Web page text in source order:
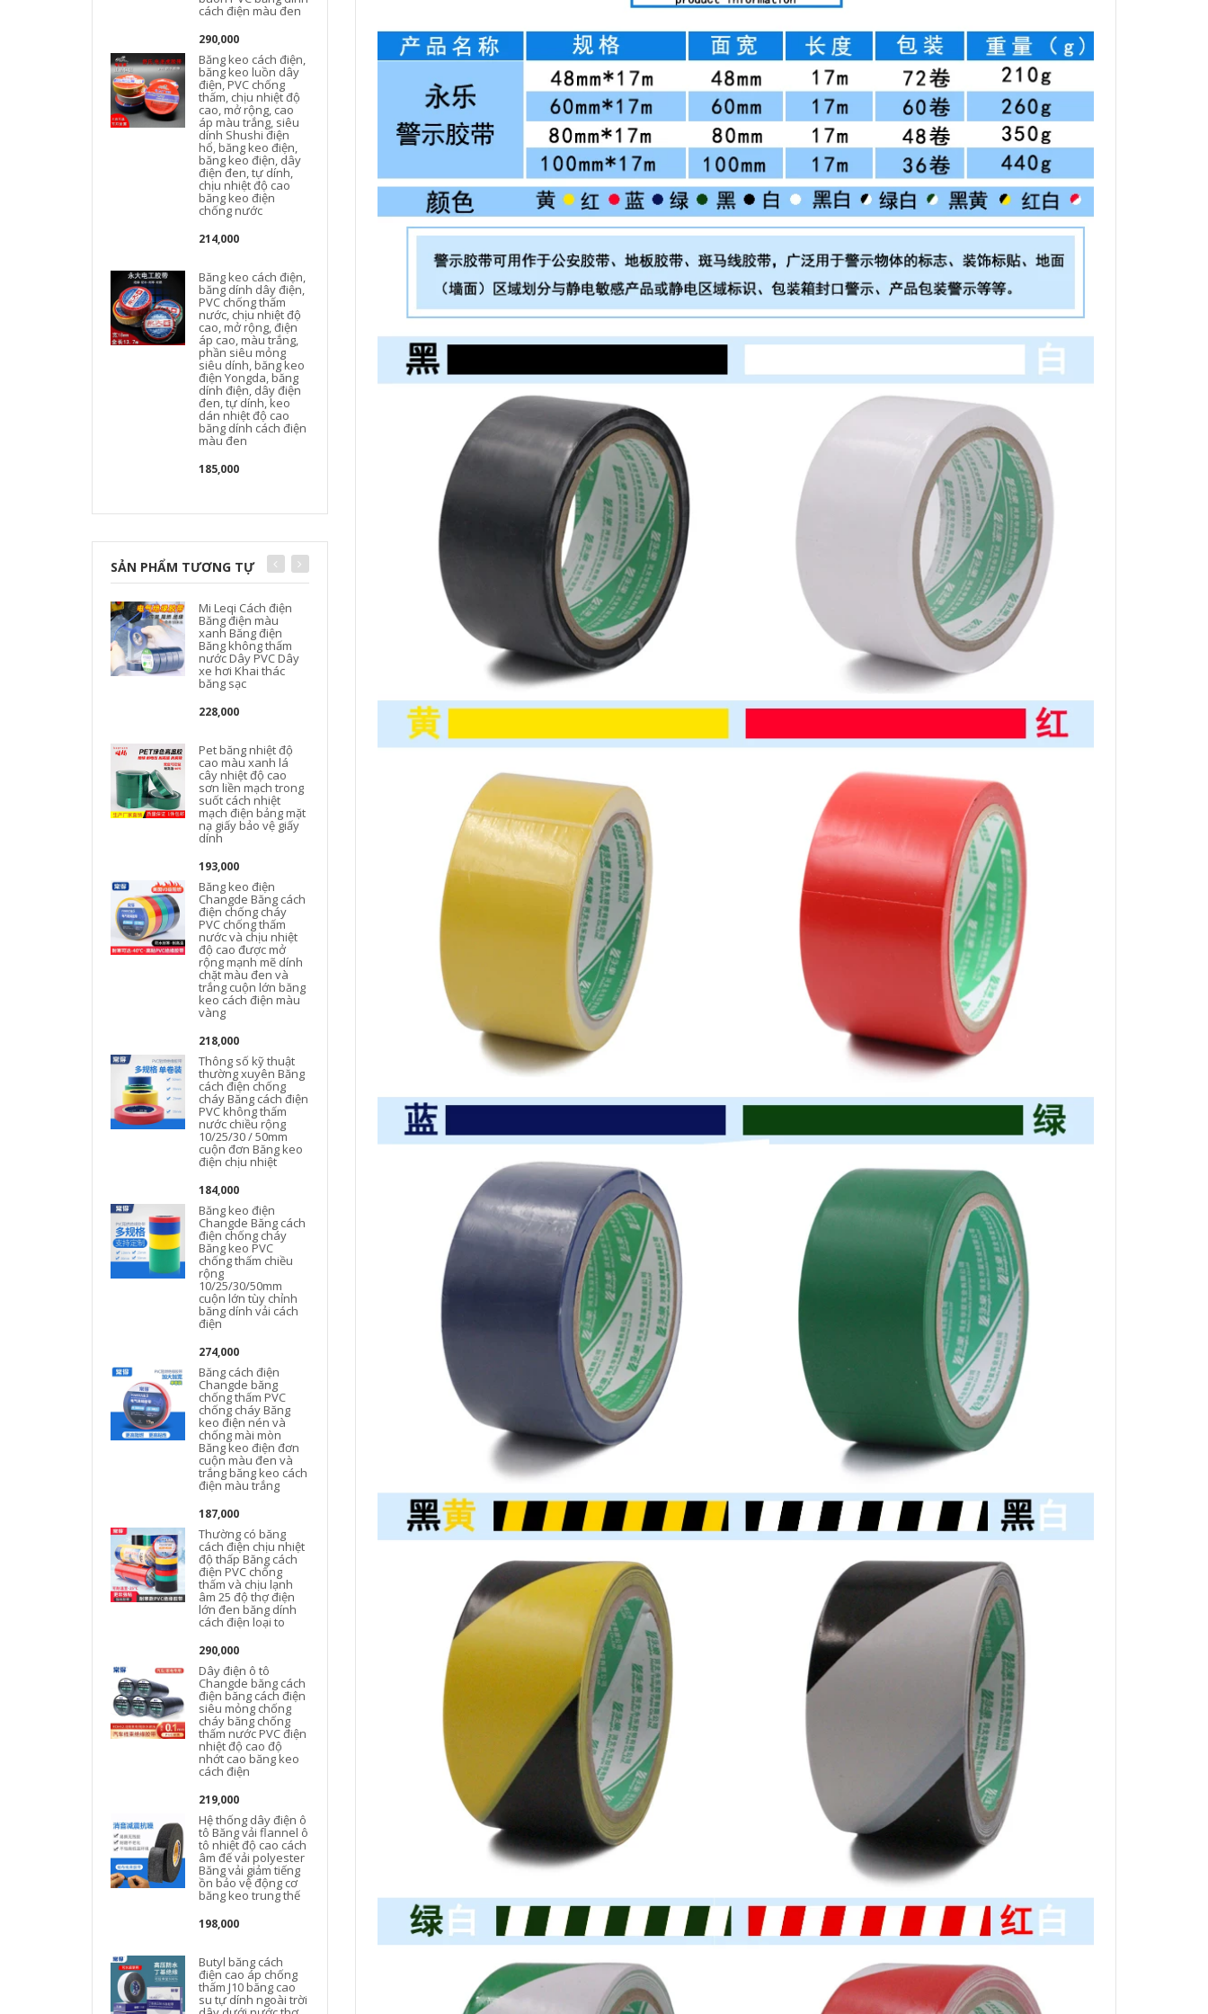
cách điện màu đen
290,000
Băng keo cách điện,
băng keo luồn dây
điện, PVC chống
thấm, chịu nhiệt độ
cao, mở rộng, cao
áp màu trắng, siêu
dính Shushi điện
hổ, băng keo điện,
băng keo điện, dây
điện đen, tự dính,
chịu nhiệt độ cao
băng keo điện
chống nước
214,000
Băng keo cách điện,
băng dính dây điện,
PVC chống thấm
nước, chịu nhiệt độ
cao, mở rộng, điện
áp cao, màu trắng,
phần siêu mỏng
siêu dính, băng keo
điện Yongda, băng
dính điện, dây điện
đen, tự dính, keo
dán nhiệt độ cao
băng dính cách điện
màu đen
185,000
áp
266,000
Cao su etylen-
propylen tốt hơn
băng keo cách điện
cao su butyl, băng
keo điện, dây dẫn
điện chịu nhiệt cao,
chống thấm, dây đai
cao su dính, băng
thun, chống thấm
cao áp Băng keo
điện chịu nước
188,000
điện băng cách điện
không thấm nước
chống nhiệt độ cao
chống cháy Shushi
đen trắng dây điện
cuộn lớn băng cách
điện băng PVC vận
chuyển băng keo
quấn dây điện
tô Yongle băng cách
điện siêu mỏng
Băng keo điện có độ
nhớt cao Dây điện
PVC chống thấm
nước chịu nhiệt độ
cao màu đen băng
keo điện chống
nước
226,000
Băng dính điện
không dính Shushi
Yongan băng cách
điện pha băng cách
điện băng PVC băng
điện quấn băng pha
băng băng không
dính cách điện màu
lá cây vàng 78mm *
băng keo quấn dây
298,000
SẢN PHẨM TƯƠNG TỰ
Mi Leqi Cách điện
Băng điện màu
xanh Băng điện
Băng không thấm
nước Dây PVC Dây
xe hơi Khai thác
băng sạc
228,000
Pet băng nhiệt độ
cao màu xanh lá
cây nhiệt độ cao
sơn liền mạch trong
suốt cách nhiệt
mạch điện bảng mặt
nạ giấy bảo vệ giấy
dính
193,000
Băng keo điện
Changde Băng cách
điện chống cháy
PVC chống thấm
nước và chịu nhiệt
độ cao được mở
rộng mạnh mẽ dính
chặt màu đen và
trắng cuộn lớn băng
keo cách điện màu
vàng
218,000
Thông số kỹ thuật
thường xuyên Băng
cách điện chống
cháy Băng cách điện
PVC không thấm
nước chiều rộng
10/25/30 / 50mm
cuộn đơn Băng keo
điện chịu nhiệt
184,000
Băng keo điện
Changde Băng cách
điện chống cháy
Băng keo PVC
chống thấm chiều
rộng
10/25/30/50mm
cuộn lớn tùy chỉnh
băng dính vải cách
điện
274,000
Băng cách điện
Changde băng
chống thấm PVC
chống cháy Băng
keo điện nén và
chống mài mòn
Băng keo điện đơn
cuộn màu đen và
trắng băng keo cách
điện màu trắng
187,000
Thường có băng
cách điện chịu nhiệt
độ thấp Băng cách
điện PVC chống
thấm và chịu lạnh
âm 25 độ thợ điện
lớn đen băng dính
cách điện loại to
290,000
Dây điện ô tô
Changde băng cách
điện băng cách điện
siêu mỏng chống
cháy băng chống
thấm nước PVC điện
nhiệt độ cao độ
nhớt cao băng keo
cách điện
219,000
Hệ thống dây điện ô
tô Băng vải flannel ô
tô nhiệt độ cao cách
âm đế vải polyester
Băng vải giảm tiếng
ồn bảo vệ động cơ
băng keo trung thế
198,000
Butyl băng cách
điện cao áp chống
thấm J10 băng cao
su tự dính ngoài trời
Băng keo điện
Shushi băng keo
điện chịu nhiệt độ
thấp Băng keo cách
không thấm nước
cách điện loại to
262,000
Băng keo cách nhiệt
chống thấm áp suất
cao butyl J10 / J20
băng keo tự dính
cao su không thấm
nước ngoài trời
Băng dính dưới
nước cuộn đơn
băng dính cách điện
mặt dẫn điện Dải
LCD TV Khuôn nhôm
Chất nền Máy tính
Chip Điện Tản nhiệt
Cách nhiệt Pad Dán
Sửa chữa Điện trở
cố định Độ dày
băng nhiệt độ cao
0,3mm 0,5mm băng
keo cách điện cao
225,000
Bạn phải giành
chiến thắng từ băng
cao su cách nhiệt
Butyl Hydroulyzate
Băng 10KV băng áp
suất cao nhiệt độ
cao dưới nước sử
dụng cáp butyl thợ
điện tự dính băng
keo cách điện
Băng cách nhiệt PVC
nước Băng cách
điện Chiều rộng
16mm Băng điện dài
10 mét băng dính
vải cách điện
Băng keo cách nhiệt
PVC Băng keo điện
chống nước Chiều
rộng 16mm dài 18M
Băng điện điện băng
183,000
Băng điện Trắng
Không chì Băng
cách nhiệt PVC Băng
chống thấm nước
siêu mỏng các loại
băng dính cách điện
Băng keo điện
3m1500/1600 bảo vệ
môi trường không
chì Cách điện PVC
chống nhiệt độ cao
chống cháy cuộn
lớn sáu màu không
thấm nước băng
nhiệt độ cao màu
đen và trắng đỏ
vàng xanh xanh
Băng dính điện chịu
chống cháy không
thấm nước 3m1500
1600 cách điện đa
năng cách điện chịu
nhiệt độ cao không
keo dây đai ô tô
PVC bán buôn FCL
băng keo quấn dây
Jinghua băng vải
màu băng dính tự
làm trang trí chụp
ảnh triển lãm đám
cưới băng mạnh mẽ
chống thấm đường
xanh đen và trắng
cao băng thảm rộng
một mặt băng keo
640,000
Đám cưới và triển
lãm đế vải hai mặt
có độ dẻo cao mạnh
mẽ dán cố định
thảm phủ lớp nối
sàn không đánh
dấu Băng dán trang
trí loại bỏ không để
lại dấu vết Băng keo
hai mặt lưới mờ có
độ nhớt cao băng
keo đen cách điện
202,000
Lớp phủ băng nhiệt
độ cao màu xanh lá
cây PET, mạ điện,
chịu nhiệt độ cao,
bảo vệ mặt nạ, giấy
bảng mạch, phun
xanh chống nướng
Băng keo điện chịu
nước
199,000
Băng keo xanh
Kaizhen, băng keo
cách điện, bảng
mạch mạ điện, sơn
phun và sơn bóng
nướng, băng keo
chịu nhiệt độ cao
PET màu xanh lá
cây băng keo cách
điện
185,000
Nhà máy trực tiếp
chống cháy băng
đen acetate băng
gói LCD sửa chữa
cách nhiệt băng
215,000
Nhập khẩu nguyên
Bản 903973 Băng
điện chịu nhiệt độ
cao Băng nhiệt độ
cao NO.903 Nhiệt độ
UL 1000 ° C băng
cách điện
370,000
Nhà máy trực tiếp
PVC cách nhiệt độ
nhớt cao Băng keo
điện mạnh mẽ Vải
dính điện lạnh tạo
tác băng dính vải
cách điện chịu nhiệt
270,000
Nhiệt độ nhiều độ
cao của Nhật Bản
Băng keo chống ma
sát 1000 độ chịu lực
ma sát Hat-F13 băng
dính cách điện
Nhà máy trực tiếp
PVC cách nhiệt Băng
điện mạnh mẽ Vòi
chống dính chống
dính siêu điện băng
dính cách điện chịu
nhiệt